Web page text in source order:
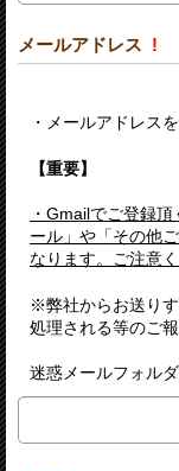
メールアドレス !
・メールアドレス
【重要】
・Gmailでご登録
ール」や「その他
なります。ご注意く
※弊社からお送り
処理される等のご
迷惑メールフォル